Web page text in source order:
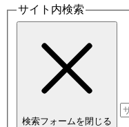
サイト内検索
検索フォームを閉じる